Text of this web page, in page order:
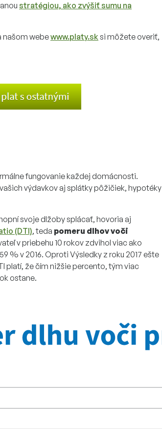
stratégiou, ako zvýšiť sumu na
našom webewww.platy.sksi môžete overiť,
fungovanie každej domácnosti.
výdavkov aj splátky pôžičiek, hypotéky
svoje dlžoby splácať, hovoria aj
(DTI), teda pomeru dlhov voči
v priebehu 10 rokov zdvihol viac ako
% v 2016. Oproti Výsledky z roku 2017 ešte
platí, že čím nižšie percento, tým viac
ostane.